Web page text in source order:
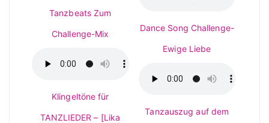
Tanzbeats Zum
Challenge-Mix
Klingeltöne für
TANZLIEDER – [Lika
Dance Song Challenge-
Ewige Liebe
Tanzauszug auf dem